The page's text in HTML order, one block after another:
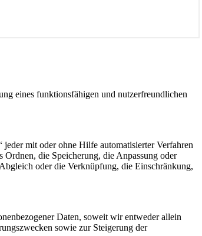
eines funktionsfähigen und nutzerfreundlichen
mit oder ohne Hilfe automatisierter Verfahren
Ordnen, die Speicherung, die Anpassung oder
oder die Verknüpfung, die Einschränkung,
Daten, soweit wir entweder allein
sowie zur Steigerung der